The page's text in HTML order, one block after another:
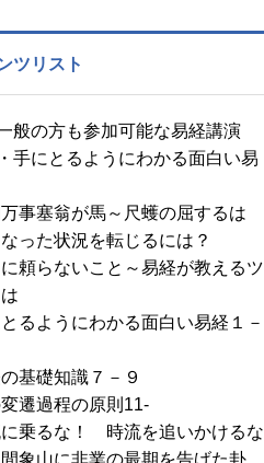
ツリスト
の方も参加可能な易経講演
手にとるようにわかる面白い易
万事塞翁が馬～尺蠖の屈するは
った状況を転じるには？
頼らないこと～易経が教えるツ
るようにわかる面白い易経１－
基礎知識７－９
遷過程の原則11-
乗るな！ 時流を追いかけるな